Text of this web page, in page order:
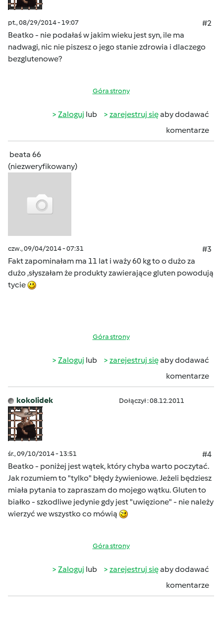
pt., 08/29/2014 - 19:07
#2
Beatko - nie podałaś w jakim wieku jest syn, ile ma
nadwagi, nic nie piszesz o jego stanie zdrowia i dlaczego
bezglutenowe?
Góra strony
Zaloguj lub zarejestruj sięaby dodawać
komentarze
beata 66
(niezweryfikowany)
czw., 09/04/2014 - 07:31
#3
Fakt zapominałam ma 11 lat i waży 60 kg to o dużo za
dużo ,słyszałam że produkty zawierające gluten powodują
tycie
Góra strony
Zaloguj lub zarejestruj sięaby dodawać
komentarze
kokolidek Dołączył : 08.12.2011
śr., 09/10/2014 - 13:51
#4
Beatko - poniżej jest wątek, który chyba warto poczytać.
Jak rozumiem to "tylko" błędy żywieniowe. Jeżeli będziesz
miała pytania to zapraszam do mojego wątku. Gluten to
białko - szkodliwe jedynie gdy jest "uwięzione" - nie należy
wierzyć we wszystko co mówią
Góra strony
Zaloguj lub zarejestruj sięaby dodawać
komentarze